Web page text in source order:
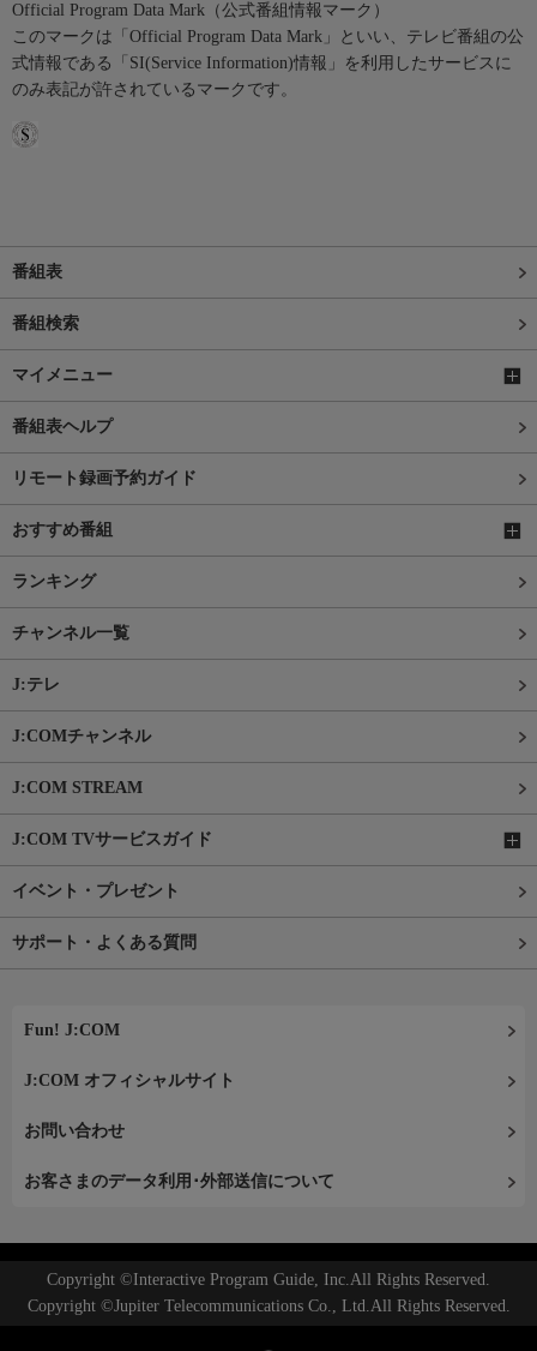
Official Program Data Mark（公式番組情報マーク）
このマークは「Official Program Data Mark」といい、テレビ番組の公
式情報である「SI(Service Information)情報」を利用したサービスに
のみ表記が許されているマークです。
番組表
番組検索
マイメニュー
番組表ヘルプ
リモート録画予約ガイド
おすすめ番組
ランキング
チャンネル一覧
J:テレ
J:COMチャンネル
J:COM STREAM
J:COM TVサービスガイド
イベント・プレゼント
サポート・よくある質問
Fun! J:COM
J:COM オフィシャルサイト
お問い合わせ
お客さまのデータ利用･外部送信について
Copyright ©Interactive Program Guide, Inc.All Rights Reserved.
Copyright ©Jupiter Telecommunications Co., Ltd.All Rights Reserved.